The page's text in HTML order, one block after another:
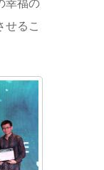
幸福の
せるこ